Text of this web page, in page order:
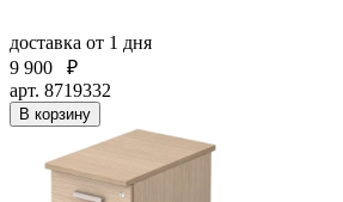
доставка от 1 дня
9 900
₽
арт. 8719332
В корзину